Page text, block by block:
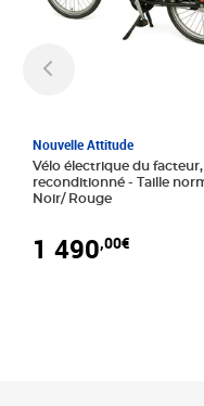
Nouvelle Attitude
Vélo électrique du facteur,
reconditionné - Taille normale -
Noir/ Rouge
1 490,00€